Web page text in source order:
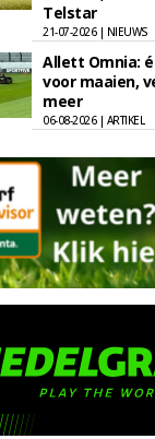
Telstar
21-07-2026 | NIEUWS
Allett Omnia:
voor maaien,
meer
06-08-2026 | ARTIKEL